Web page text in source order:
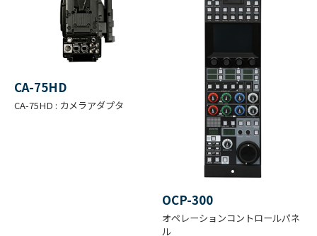
■ENGアプリケーション[HDK-5500 + CA-75HD]
CA-75HDとの組み合わせることで、バッテリブラケッ
トに各種レコーダを取り付け、超高感度ENG HDTVカ
メラとして運用が可能。
夜間の取材や照明を付けられない場所などで、機動力を
光学システム
フィルタ
1 2 3 4 ND 100% 25%
6.2% 1.6% A B C D ECC
3200K 4300K 6300K
56dB以上
60% 520TV本(1080i方
を押してください。（個人情報の入力が必要）
ファイル名
CA-75HD
CA-75HD : カメラアダプタ
OCP-300
オペレーションコントロールパネ
ル